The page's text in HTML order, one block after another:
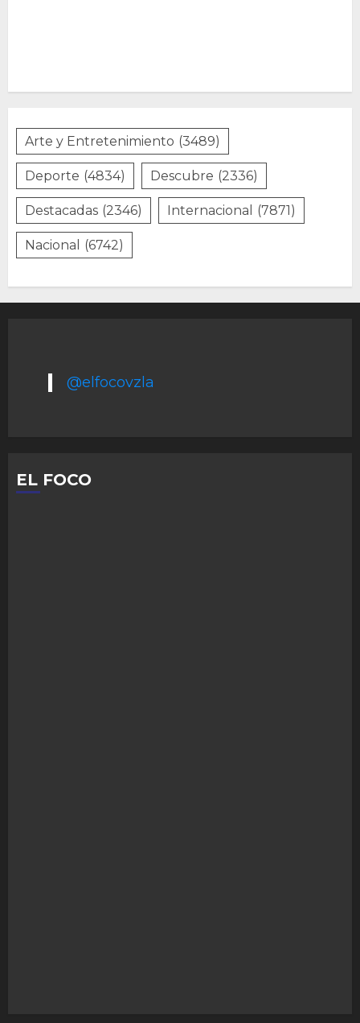
Arte y Entretenimiento (3489)
Deporte (4834) Descubre (2336)
Destacadas (2346) Internacional (7871)
Nacional (6742)
@elfocovzla
EL FOCO